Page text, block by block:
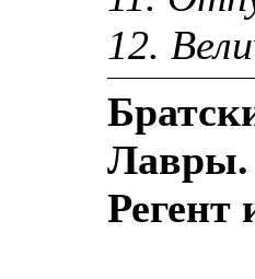
12.
Лавры.
Регент